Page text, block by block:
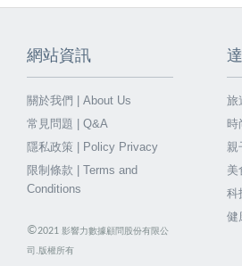
網站資訊
關於我們 | About Us
常見問題 | Q&A
隱私政策 | Policy Privacy
限制條款 | Terms and
Conditions
©2021 影響力數據顧問股份有限公
司.版權所有
旅
時
親
美
科
健